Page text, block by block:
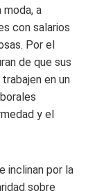
moda, a
con salarios
Por el
de que sus
en un
y el
inclinan por la
sobre